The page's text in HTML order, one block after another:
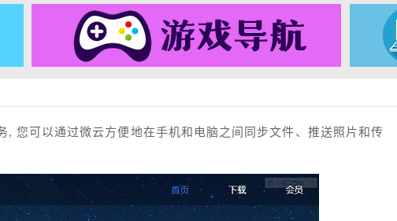
您可以通过微云方便地在手机和电脑之间同步文件、推送照片和传